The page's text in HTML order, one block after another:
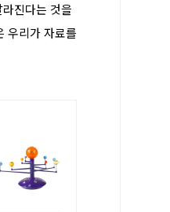
진다는 것을
우리가 자료를